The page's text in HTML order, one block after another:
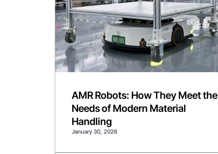
AMR Robots: How They Meet the
Needs of Modern Material
Handling
January 30, 2026